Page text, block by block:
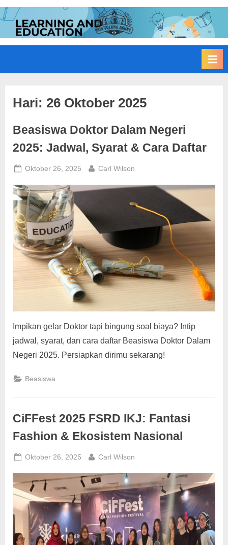
Skip
to
content
I
A
N
u
u
n
A
g
u
g
Edukasi
Membangun
Hari: 26 Oktober 2025
Beasiswa Doktor Dalam Negeri
2025: Jadwal, Syarat & Cara Daftar
Posted
Oktober 26, 2025 By
Carl Wilson
Impikan gelar Doktor tapi bingung soal biaya? Intip
jadwal, syarat, dan cara daftar Beasiswa Doktor Dalam
Negeri 2025. Persiapkan dirimu sekarang!
Beasiswa
CiFFest 2025 FSRD IKJ: Fantasi
Fashion & Ekosistem Nasional
Posted
Oktober 26, 2025 By
Carl Wilson